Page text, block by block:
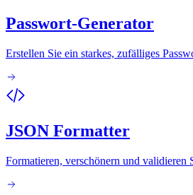
Passwort-Generator
Erstellen Sie ein starkes, zufälliges
JSON Formatter
Formatieren, verschönern und validieren